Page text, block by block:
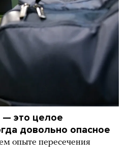
— это целое
довольно опасное
опыте пересечения